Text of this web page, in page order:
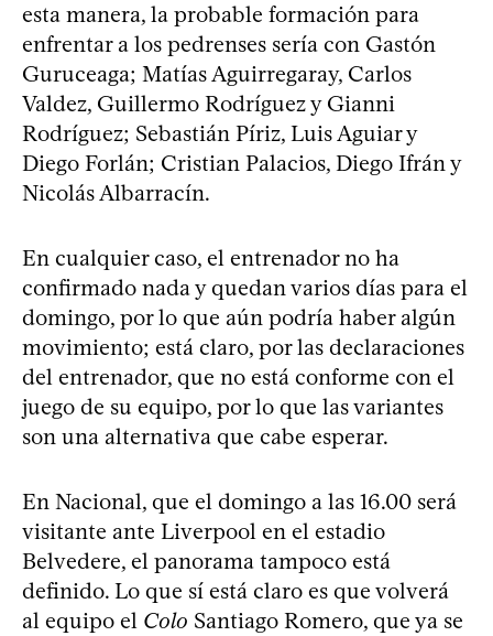
esta manera, la probable formación para
enfrentar a los pedrenses sería con Gastón
Guruceaga; Matías Aguirregaray, Carlos
Valdez, Guillermo Rodríguez y Gianni
Rodríguez; Sebastián Píriz, Luis Aguiar y
Diego Forlán; Cristian Palacios, Diego Ifrán y
Nicolás Albarracín.
En cualquier caso, el entrenador no ha
confirmado nada y quedan varios días para el
domingo, por lo que aún podría haber algún
movimiento; está claro, por las declaraciones
del entrenador, que no está conforme con el
juego de su equipo, por lo que las variantes
son una alternativa que cabe esperar.
En Nacional, que el domingo a las 16.00 será
visitante ante Liverpool en el estadio
Belvedere, el panorama tampoco está
definido. Lo que sí está claro es que volverá
al equipo el Colo Santiago Romero, que ya se